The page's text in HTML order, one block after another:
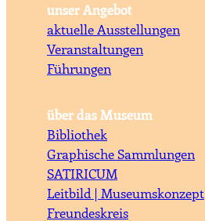
unser Angebot
aktuelle Ausstellungen
Veranstaltungen
Führungen
über das Museum
Bibliothek
Graphische Sammlungen
SATIRICUM
Leitbild | Museumskonzept
Freundeskreis